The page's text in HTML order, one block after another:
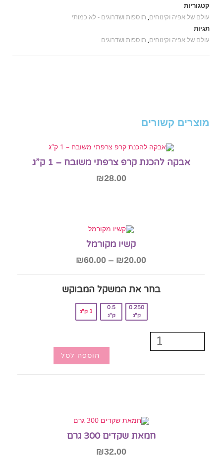
קטגוריות
עולם של אפיה וקינוחים,תוספות ושדרוגים - לא כמותי
תגיות
עולם של אפיה וקינוחים,תוספות ושדרוגים
מוצרים קשורים
אבקה להכנת קרפ צרפתי משובח – 1 ק”ג
₪28.00
קשיו מקורמל
₪20.00
–
₪60.00
בחר את המשקל המבוקש‎
0.250
הוספה לסל
חמאת שקדים 300 גרם
₪32.00